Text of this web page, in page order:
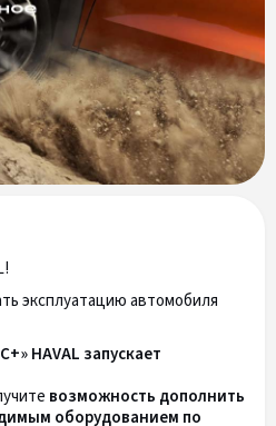
эксплуатацию автомобиля
HAVAL запускает
возможность дополнить
оборудованием по